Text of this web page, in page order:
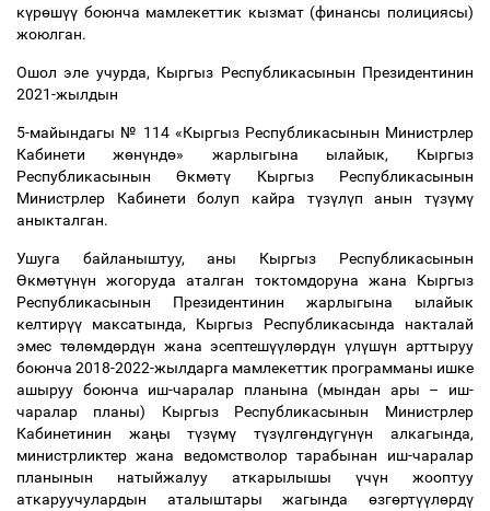
күрөшүү боюнча мамлекеттик кызмат (финансы полициясы)
жоюлган.
Ошол эле учурда, Кыргыз Республикасынын Президентинин
2021-жылдын
5-майындагы № 114 «Кыргыз Республикасынын Министрлер
Кабинети жөнүндө» жарлыгына ылайык, Кыргыз
РеспубликасынынӨкмөтү Кыргыз Республикасынын
Министрлер Кабинети болуп кайра түзүлүп анын түзүмү
аныкталган.
Ушуга байланыштуу, аны Кыргыз Республикасынын
Өкмөтүнүн жогоруда аталган токтомдоруна жана Кыргыз
Республикасынын Президентинин жарлыгына ылайык
келтирүү максатында, Кыргыз Республикасында накталай
эмес төлөмдөрдүн жана эсептешүүлөрдүнүлүшүн арттыруу
боюнча 2018-2022-жылдарга мамлекеттик программаны ишке
ашыруу боюнча иш-чаралар планына (мындан ары – иш-
чаралар планы) Кыргыз Республикасынын Министрлер
Кабинетинин жаңы түзүмү түзүлгөндүгүнүн алкагында,
министрликтер жана ведомстволор тарабынан иш-чаралар
планынын натыйжалуу аткарылышы үчүн жооптуу
аткаруучулардын аталыштары жагында өзгөртүүлөрдү